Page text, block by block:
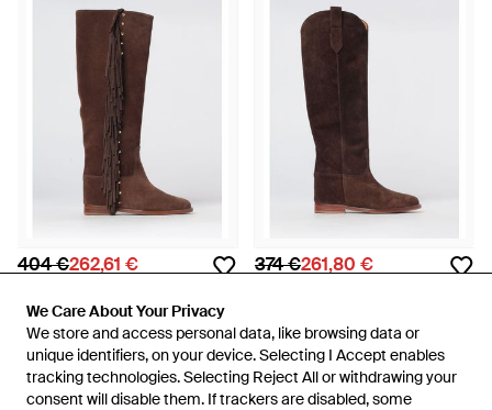
We Care About Your Privacy
We store and access personal data, like browsing data or
unique identifiers, on your device. Selecting I Accept enables
tracking technologies. Selecting Reject All or withdrawing your
consent will disable them. If trackers are disabled, some
We Care About Your Privacy
We store and access personal data, like browsing data or
unique identifiers, on your device. Selecting I Accept enables
tracking technologies. Selecting Reject All or withdrawing your
consent will disable them. If trackers are disabled, some
404 €262,61 €
Stivale Con Zeppa - Marrone
Da GIGLIO.COM
IN SALDO
374 €261,80 €
Da GIGLIO.COM
IN SALDO